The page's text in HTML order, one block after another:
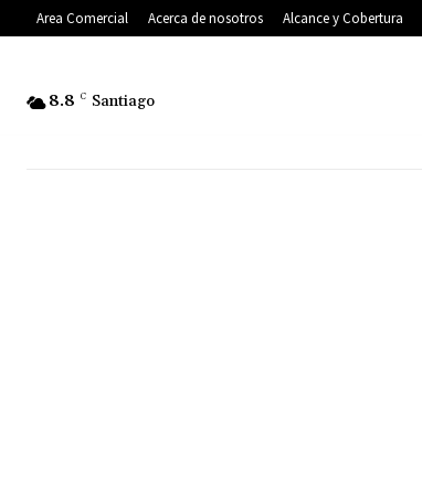
Area Comercial Acerca de nosotros Alcance y Cobertura
8.8 C Santiago